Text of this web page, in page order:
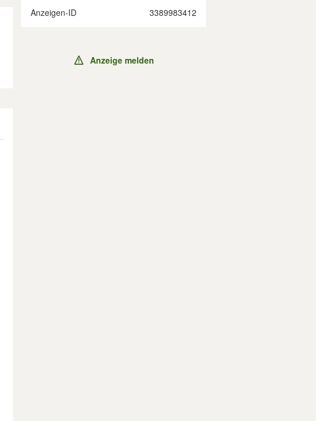
Anzeigen-ID 3389983412
Anzeige melden